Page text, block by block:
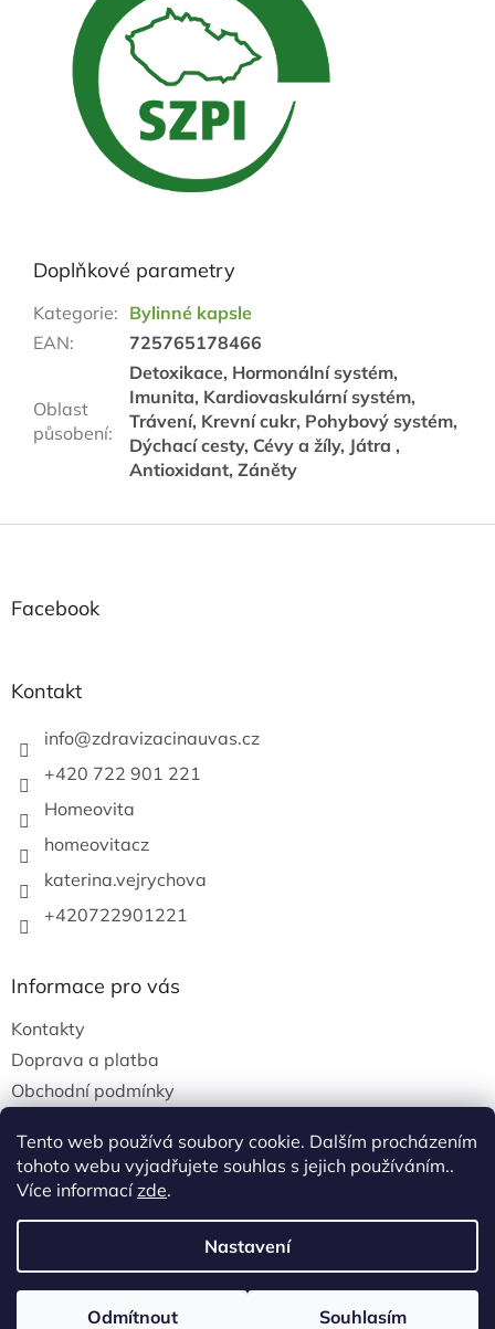
Tento web používá soubory cookie. Dalším procházením
tohoto webu vyjadřujete souhlas s jejich používáním..
Více informacízde.
Nastavení
Odmítnout Souhlasím
Doplňkové parametry
Kategorie: Bylinné kapsle
EAN: 725765178466
Oblast
působení:
Detoxikace, Hormonální systém,
Imunita, Kardiovaskulární systém,
Trávení, Krevní cukr, Pohybový systém,
Dýchací cesty, Cévy a žíly, Játra ,
Antioxidant, Záněty
Z
Facebook
Kontakt
info@zdravizacinauvas.cz
+420 722 901 221
Homeovita
homeovitacz
katerina.vejrychova
+420722901221
Informace pro vás
Kontakty
Doprava a platba
Obchodní podmínky
Vytvořil Shoptet
Copyright 2026Homeovita. Všechna práva
vyhrazena.
Upravit nastavení cookies